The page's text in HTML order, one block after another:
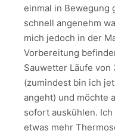
einmal in Bewegung
schnell angenehm
mich jedoch in der
Vorbereitung
Sauwetter Läufe
(zumindest bin ich
angeht) und möchte
sofort auskühlen.
etwas mehr